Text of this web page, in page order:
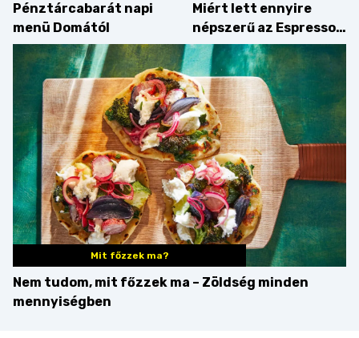
Pénztárcabarát napi
menü Domától
Miért lett ennyire
népszerű az Espresso
Martini – és mit
érdemes enni mellé?
Mit főzzek ma?
Nem tudom, mit főzzek ma – Zöldség minden
mennyiségben